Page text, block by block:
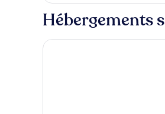
Hébergements
Akra Fethiye The Residence